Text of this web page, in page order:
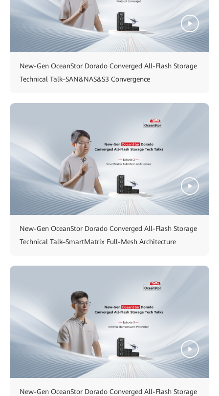
New-Gen OceanStor Dorado Converged All-Flash Storage
Technical Talk–SAN&NAS&S3 Convergence
New-Gen OceanStor Dorado Converged All-Flash Storage
Technical Talk–SmartMatrix Full-Mesh Architecture
New-Gen OceanStor Dorado Converged All-Flash Storage